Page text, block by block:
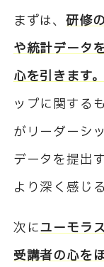
まずは、研修
や統計データ
心を引きます
ップに関する
がリーダーシ
データを提出
より深く感じ
次にユーモラ
受講者の心を